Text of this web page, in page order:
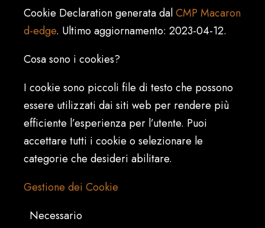
Cookie Declaration generata dalCMP Macaron
d-edge. Ultimo aggiornamento: 2023-04-12.
Cosa sono i cookies?
I cookie sono piccoli file di testo che possono
essere utilizzati dai siti web per rendere più
efficiente l’esperienza per l’utente. Puoi
accettare tutti i cookie o selezionare le
categorie che desideri abilitare.
Gestione dei Cookie
Necessario